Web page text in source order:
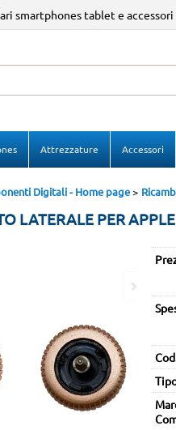
smartphones tablet e accessori
Attrezzature Accessori
Digitali - Home page
LATERALE PER